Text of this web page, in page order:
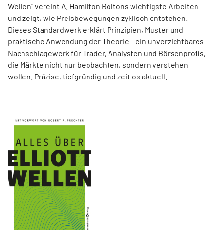
Wellen“ vereint A. Hamilton Boltons wichtigste Arbeiten
und zeigt, wie Preisbewegungen zyklisch entstehen.
Dieses Standardwerk erklärt Prinzipien, Muster und
praktische Anwendung der Theorie – ein unverzichtbares
Nachschlagewerk für Trader, Analysten und Börsenprofis,
die Märkte nicht nur beobachten, sondern verstehen
wollen. Präzise, tiefgründig und zeitlos aktuell.